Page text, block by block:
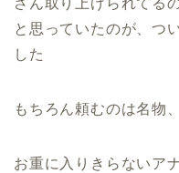
さん取り上げられてる
と思っていたのが、つ
した
もちろん頼むのは名物、
お重に入りきらないア